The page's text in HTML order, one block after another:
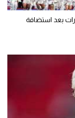
بعد استضافة